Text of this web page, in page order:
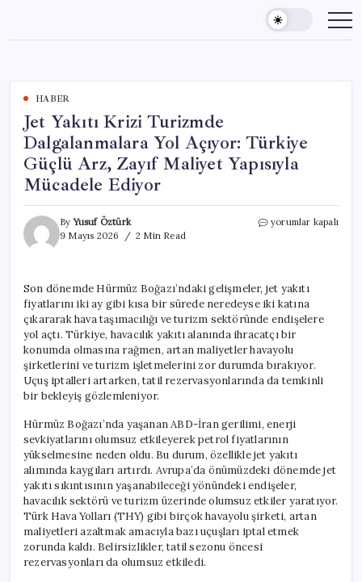
content
HABER
Jet Yakıtı Krizi Turizmde
Dalgalanmalara Yol Açıyor: Türkiye
Güçlü Arz, Zayıf Maliyet Yapısıyla
Mücadele Ediyor
ByYusuf Öztürk
9 Mayıs 2026
2 Min Read
Jet
Yol
Açıyor:
Türkiye
Güçlü
Arz,
Zayıf
Maliyet
Yapısıyla
için
yorumlar kapalı
Son dönemde Hürmüz Boğazı’ndaki gelişmeler, jet yakıtı
fiyatlarını iki ay gibi kısa bir sürede neredeyse iki katına
çıkararak hava taşımacılığı ve turizm sektöründe endişelere
yol açtı. Türkiye, havacılık yakıtı alanında ihracatçı bir
konumda olmasına rağmen, artan maliyetler havayolu
şirketlerini ve turizm işletmelerini zor durumda bırakıyor.
Uçuş iptalleri artarken, tatil rezervasyonlarında da temkinli
bir bekleyiş gözlemleniyor.
Hürmüz Boğazı’nda yaşanan ABD-İran gerilimi, enerji
sevkiyatlarını olumsuz etkileyerek petrol fiyatlarının
yükselmesine neden oldu. Bu durum, özellikle jet yakıtı
alımında kaygıları artırdı. Avrupa’da önümüzdeki dönemde jet
yakıtı sıkıntısının yaşanabileceği yönündeki endişeler,
havacılık sektörü ve turizm üzerinde olumsuz etkiler yaratıyor.
Türk Hava Yolları (THY) gibi birçok havayolu şirketi, artan
maliyetleri azaltmak amacıyla bazı uçuşları iptal etmek
zorunda kaldı. Belirsizlikler, tatil sezonu öncesi
rezervasyonları da olumsuz etkiledi.